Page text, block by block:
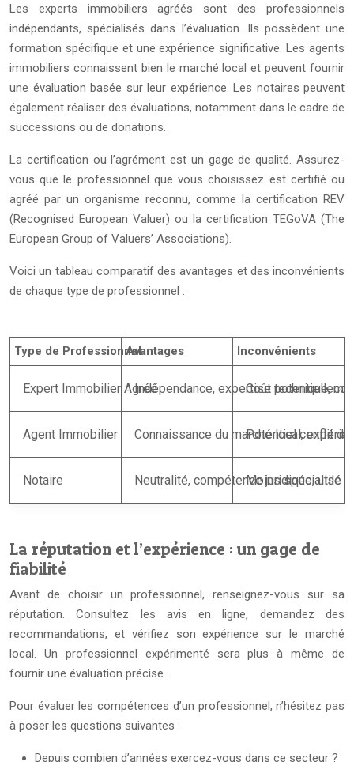
Les experts immobiliers agréés sont des professionnels
indépendants, spécialisés dans l’évaluation. Ils possèdent une
formation spécifique et une expérience significative. Les agents
immobiliers connaissent bien le marché local et peuvent fournir
une évaluation basée sur leur expérience. Les notaires peuvent
également réaliser des évaluations, notamment dans le cadre de
successions ou de donations.
La certification ou l’agrément est un gage de qualité. Assurez-
vous que le professionnel que vous choisissez est certifié ou
agréé par un organisme reconnu, comme la certification REV
(Recognised European Valuer) ou la certification TEGoVA (The
European Group of Valuers’ Associations).
Voici un tableau comparatif des avantages et des inconvénients
de chaque type de professionnel :
Type de ProfessionnelAvantages Inconvénients
Expert Immobilier AgrééIndépendance, expertise technique,
Coût
Agent Immobilier Connaissance du marché local,
Potentiel conflit
Notaire Neutralité, compétence juridique, utile
Moins spécialisé
La réputation et l’expérience : un gage de
fiabilité
Avant de choisir un professionnel, renseignez-vous sur sa
réputation. Consultez les avis en ligne, demandez des
recommandations, et vérifiez son expérience sur le marché
local. Un professionnel expérimenté sera plus à même de
fournir une évaluation précise.
Pour évaluer les compétences d’un professionnel, n’hésitez pas
à poser les questions suivantes :
Depuis combien d’années exercez-vous dans ce secteur ?